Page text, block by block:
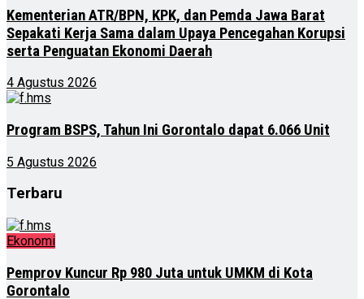
Kementerian ATR/BPN, KPK, dan Pemda Jawa Barat
Sepakati Kerja Sama dalam Upaya Pencegahan Korupsi
serta Penguatan Ekonomi Daerah
4 Agustus 2026
Program BSPS, Tahun Ini Gorontalo dapat 6.066 Unit
5 Agustus 2026
Terbaru
Ekonomi
Pemprov Kuncur Rp 980 Juta untuk UMKM di Kota
Gorontalo